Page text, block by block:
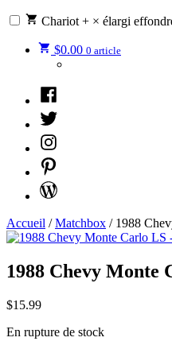
Chariot + × élargi
$0.00 0 article
Facebook
Twitter
Instagram
Pinterest
WordPress
Accueil /Matchbox / 1988
1988 Chevy Monte
$15.99
En rupture de stock